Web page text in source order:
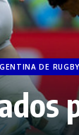
DE RUGBY